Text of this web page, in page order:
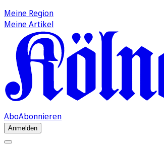
Meine Region
Meine Artikel
AboAbonnieren
Anmelden